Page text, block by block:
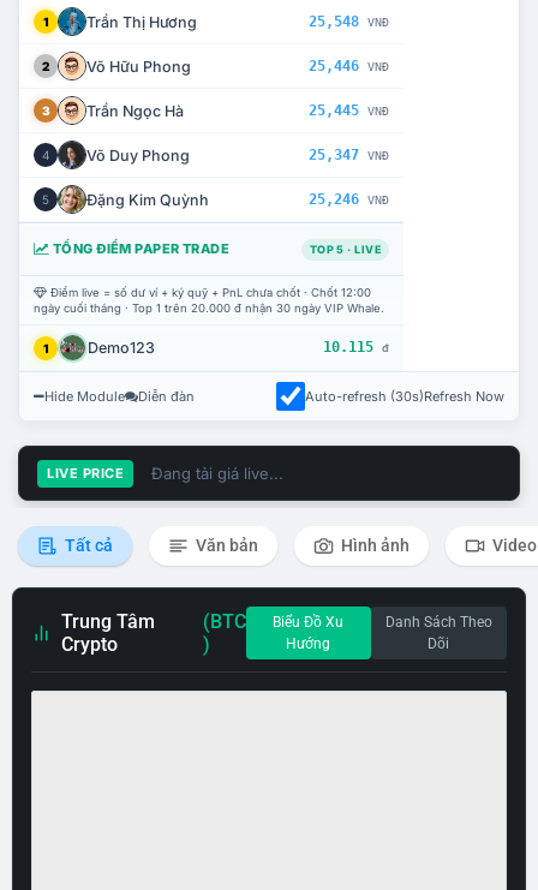
1 Trần Thị Hương 25,548 VNĐ
2 Võ Hữu Phong 25,446 VNĐ
3 Trần Ngọc Hà 25,445 VNĐ
4 Võ Duy Phong 25,347 VNĐ
5 Đặng Kim Quỳnh 25,246 VNĐ
TỔNG ĐIỂM PAPER TRADE TOP 5 · LIVE
Điểm live = số dư ví + ký quỹ + PnL chưa chốt · Chốt 12:00
ngày cuối tháng · Top 1 trên 20.000 đ nhận 30 ngày VIP Whale.
1 Demo123 10.115 đ
Hide Module Diễn đàn Auto-refresh (30s)Refresh Now
LIVE PRICE Đang tải giá live...
Tất cả Văn bản Hình ảnh Video
Trung Tâm
Crypto
(BTC
)
Biểu Đồ Xu
Hướng
Danh Sách Theo
Dõi